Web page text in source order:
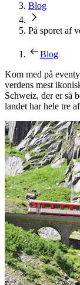
Blog
På sporet af
Blog
Kom med på
verdens mest
Schweiz, der er så
landet har hele tre